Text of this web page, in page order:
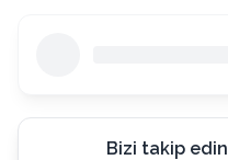
Bizi takip edin